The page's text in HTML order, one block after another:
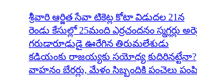
శ్రీవారి ఆర్జిత సేవా టికెట్ల కోటా విడుదల 21న
రెండు కేసుల్లో 25మంది ఎర్రచందనం స్మగ్లర్లు
గరుడారూఢుడై ఊరేగిన తిరుమలేశుడు
కడియంకు రాజయ్యకు సయోధ్య కుదిరినట్టేనా?
వాహ‌నం బేర‌ర్లు, మేళం సిబ్బందికి పంచెలు